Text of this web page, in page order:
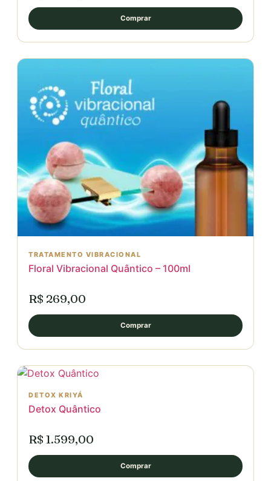
Comprar
TRATAMENTO VIBRACIONAL
Floral Vibracional Quântico – 100ml
R$ 269,00
Comprar
DETOX KRIYÁ
Detox Quântico
R$ 1.599,00
Comprar